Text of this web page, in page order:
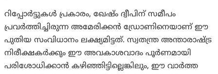
റിപ്പോർട്ടുകൾ പ്രകാരം, ഖേഷ്ം ദ്വീപിന് സമീപം
പ്രവർത്തിച്ചിരുന്ന അമേരിക്കൻ ഡ്രോണിനെയാണ് ഈ
പുതിയ സംവിധാനം ലക്ഷ്യമിട്ടത്. സ്വതന്ത്ര അന്താരാഷ്ട്ര
നിരീക്ഷകർക്കും ഈ അവകാശവാദം പൂർണമായി
പരിശോധിക്കാൻ കഴിഞ്ഞിട്ടില്ലെങ്കിലും, ഈ വാർത്ത